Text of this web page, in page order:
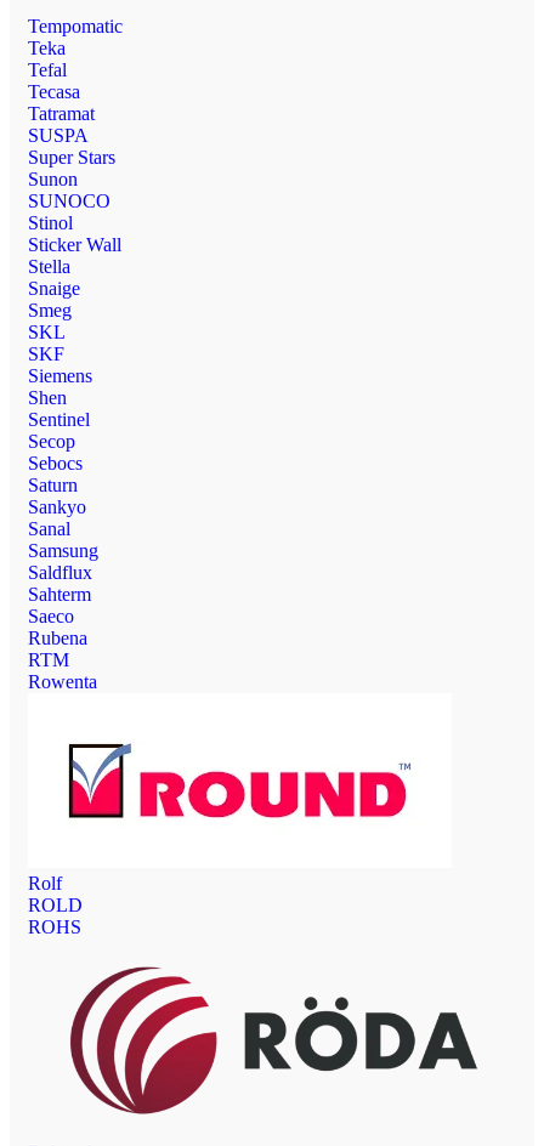
Tempomatic
Teka
Tefal
Tecasa
Tatramat
SUSPA
Super Stars
Sunon
SUNOCO
Stinol
Sticker Wall
Stella
Snaige
Smeg
SKL
SKF
Siemens
Shen
Sentinel
Secop
Sebocs
Saturn
Sankyo
Sanal
Samsung
Saldflux
Sahterm
Saeco
Rubena
RTM
Rowenta
Rolf
ROLD
ROHS